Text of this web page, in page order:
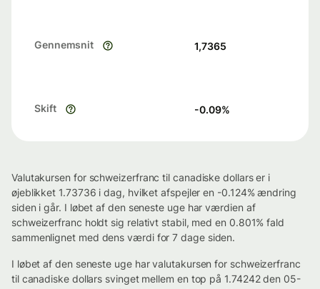
Gennemsnit 1,7365
Skift -0.09%
Valutakursen for schweizerfranc til canadiske dollars er i
øjeblikket 1.73736 i dag, hvilket afspejler en -0.124% ændring
siden i går. I løbet af den seneste uge har værdien af
schweizerfranc holdt sig relativt stabil, med en 0.801% fald
sammenlignet med dens værdi for 7 dage siden.
I løbet af den seneste uge har valutakursen for schweizerfranc
til canadiske dollars svinget mellem en top på 1.74242 den 05-